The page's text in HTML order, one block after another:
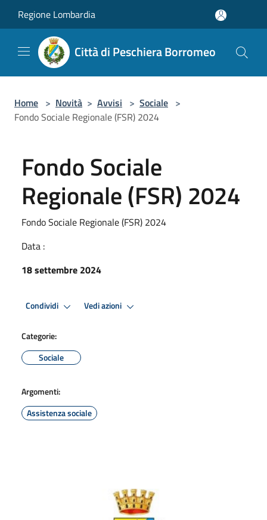
Regione Lombardia
Città di Peschiera Borromeo
Home > Novità > Avvisi > Sociale >
Fondo Sociale Regionale (FSR) 2024
Fondo Sociale
Regionale (FSR) 2024
Fondo Sociale Regionale (FSR) 2024
Data :
18 settembre 2024
Condividi Vedi azioni
Categorie:
Sociale
Argomenti:
Assistenza sociale